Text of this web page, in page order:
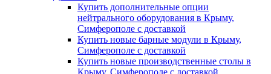
Купить дополнительные опции
нейтрального оборудования в Крыму,
Симферополе с доставкой
Купить новые барные модули в Крыму,
Симферополе с доставкой
Купить новые производственные столы в
Крыму, Симферополе с доставкой